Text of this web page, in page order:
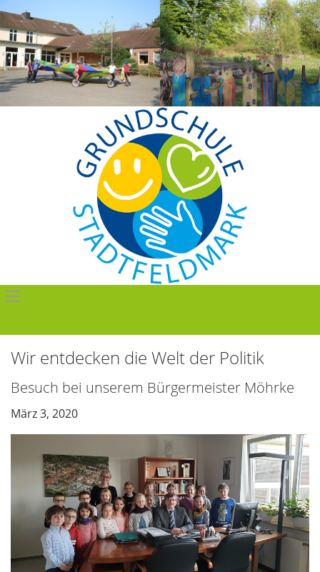
Wir entdecken die Welt der Politik
Besuch bei unserem Bürgermeister Möhrke
März 3, 2020